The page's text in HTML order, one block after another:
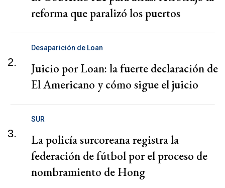
reforma que paralizó los puertos
2.
Desaparición de Loan
Juicio por Loan: la fuerte declaración de
El Americano y cómo sigue el juicio
3.
SUR
La policía surcoreana registra la
federación de fútbol por el proceso de
nombramiento de Hong